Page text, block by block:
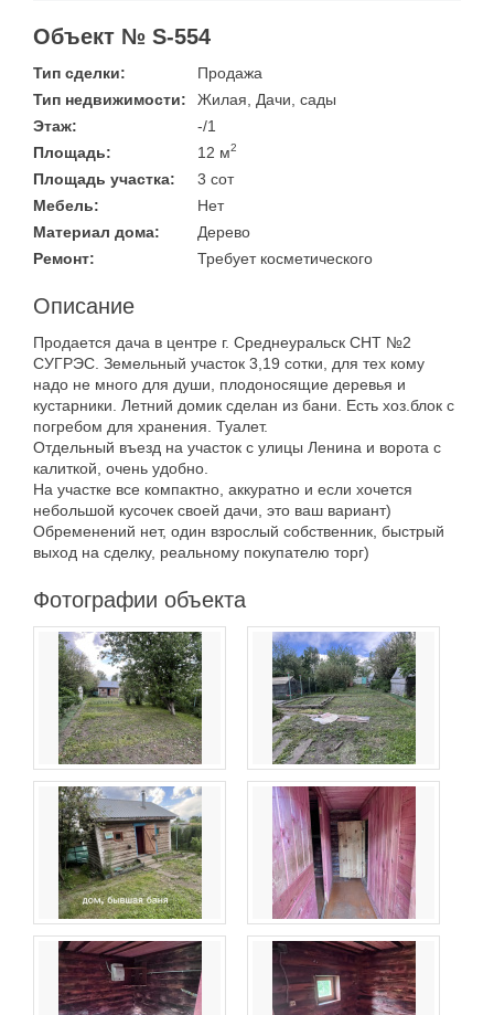
Объект № S-554
Тип сделки:
Продажа
Тип недвижимости:
Жилая, Дачи, сады
Этаж:
-/1
Площадь:
12 м2
Площадь участка:
3 сот
Мебель:
Нет
Материал дома:
Дерево
Ремонт:
Требует косметического
Описание
Продается дача в центре г. Среднеуральск СНТ №2
СУГРЭС. Земельный участок 3,19 сотки, для тех кому
надо не много для души, плодоносящие деревья и
кустарники. Летний домик сделан из бани. Есть хоз.блок с
погребом для хранения. Туалет.
Отдельный въезд на участок с улицы Ленина и ворота с
калиткой, очень удобно.
На участке все компактно, аккуратно и если хочется
небольшой кусочек своей дачи, это ваш вариант)
Обременений нет, один взрослый собственник, быстрый
выход на сделку, реальному покупателю торг)
Фотографии объекта